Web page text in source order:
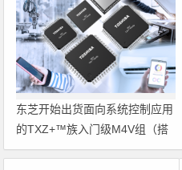
东芝开始出货面向系统控制应用
的TXZ+™族入门级M4V组（搭
载Arm Cortex‑M4内核的标准微